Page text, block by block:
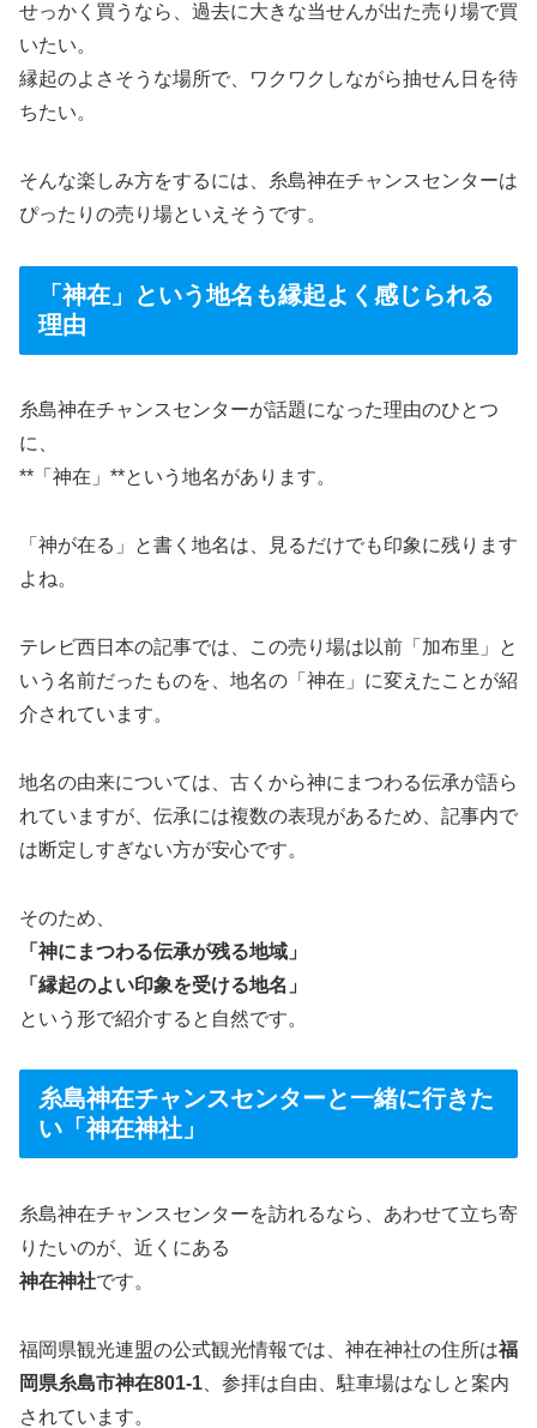
せっかく買うなら、過去に大きな当せんが出た売り場で買
いたい。
縁起のよさそうな場所で、ワクワクしながら抽せん日を待
ちたい。
そんな楽しみ方をするには、糸島神在チャンスセンターは
ぴったりの売り場といえそうです。
「神在」という地名も縁起よく感じられる
理由
糸島神在チャンスセンターが話題になった理由のひとつ
に、
**「神在」**という地名があります。
「神が在る」と書く地名は、見るだけでも印象に残ります
よね。
テレビ西日本の記事では、この売り場は以前「加布里」と
いう名前だったものを、地名の「神在」に変えたことが紹
介されています。
地名の由来については、古くから神にまつわる伝承が語ら
れていますが、伝承には複数の表現があるため、記事内で
は断定しすぎない方が安心です。
そのため、
「神にまつわる伝承が残る地域」
「縁起のよい印象を受ける地名」
という形で紹介すると自然です。
糸島神在チャンスセンターと一緒に行きた
い「神在神社」
糸島神在チャンスセンターを訪れるなら、あわせて立ち寄
りたいのが、近くにある
神在神社です。
福岡県観光連盟の公式観光情報では、神在神社の住所は福
岡県糸島市神在801-1 、参拝は自由、駐車場はなしと案内
されています。